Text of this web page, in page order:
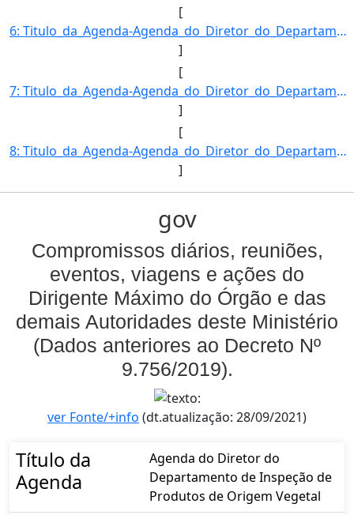
[
6: Titulo_da_Agenda-Agenda_do_Diretor_do_Departamento_de_Inspecao_de_Produtos_de_Origem_Vegetal-Descric]
]
[
7: Titulo_da_Agenda-Agenda_do_Diretor_do_Departamento_de_Inspecao_de_Produtos_de_Origem_Vegetal-Descric]
]
[
8: Titulo_da_Agenda-Agenda_do_Diretor_do_Departamento_de_Inspecao_de_Produtos_de_Origem_Vegetal-Descric]
]
gov
Compromissos diários, reuniões,
eventos, viagens e ações do
Dirigente Máximo do Órgão e das
demais Autoridades deste Ministério
(Dados anteriores ao Decreto Nº
9.756/2019).
ver Fonte/+info (dt.atualização: 28/09/2021)
Título da
Agenda
Agenda do Diretor do
Departamento de Inspeção de
Produtos de Origem Vegetal